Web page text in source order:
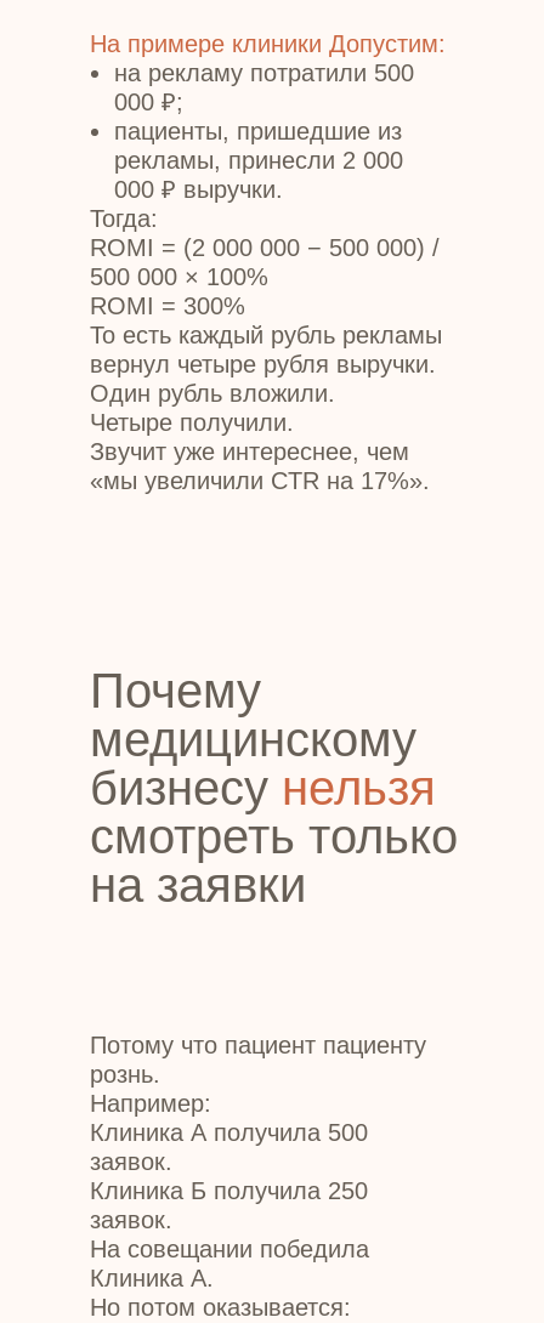
На примере клиники Допустим:
на рекламу потратили 500
000 ₽;
пациенты, пришедшие из
рекламы, принесли 2 000
000 ₽ выручки.
Тогда:
ROMI = (2 000 000 − 500 000) /
500 000 × 100%
ROMI = 300%
То есть каждый рубль рекламы
вернул четыре рубля выручки.
Один рубль вложили.
Четыре получили.
Звучит уже интереснее, чем
«мы увеличили CTR на 17%».
Почему
медицинскому
бизнесу нельзя
смотреть только
на заявки
Потому что пациент пациенту
рознь.
Например:
Клиника А получила 500
заявок.
Клиника Б получила 250
заявок.
На совещании победила
Клиника А.
Но потом оказывается: